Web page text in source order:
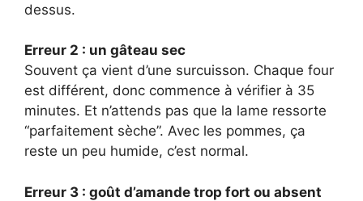
dessus.
Erreur 2 : un gâteau sec
Souvent ça vient d’une surcuisson. Chaque four
est différent, donc commence à vérifier à 35
minutes. Et n’attends pas que la lame ressorte
“parfaitement sèche”. Avec les pommes, ça
reste un peu humide, c’est normal.
Erreur 3 : goût d’amande trop fort ou absent